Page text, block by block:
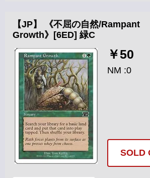
【JP】 《不屈の自然/Rampant
Growth》[6ED] 緑C
￥50
NM :0
SOLD